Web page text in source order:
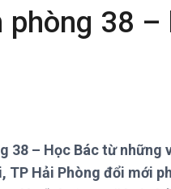
Thời sự 12h
Thời sự 18h
Khoa học & Công nghệ
Tin Khoa học & Công nghệ
phòng 38
38 – Học Bác từ những
TP Hải Phòng đổi mới